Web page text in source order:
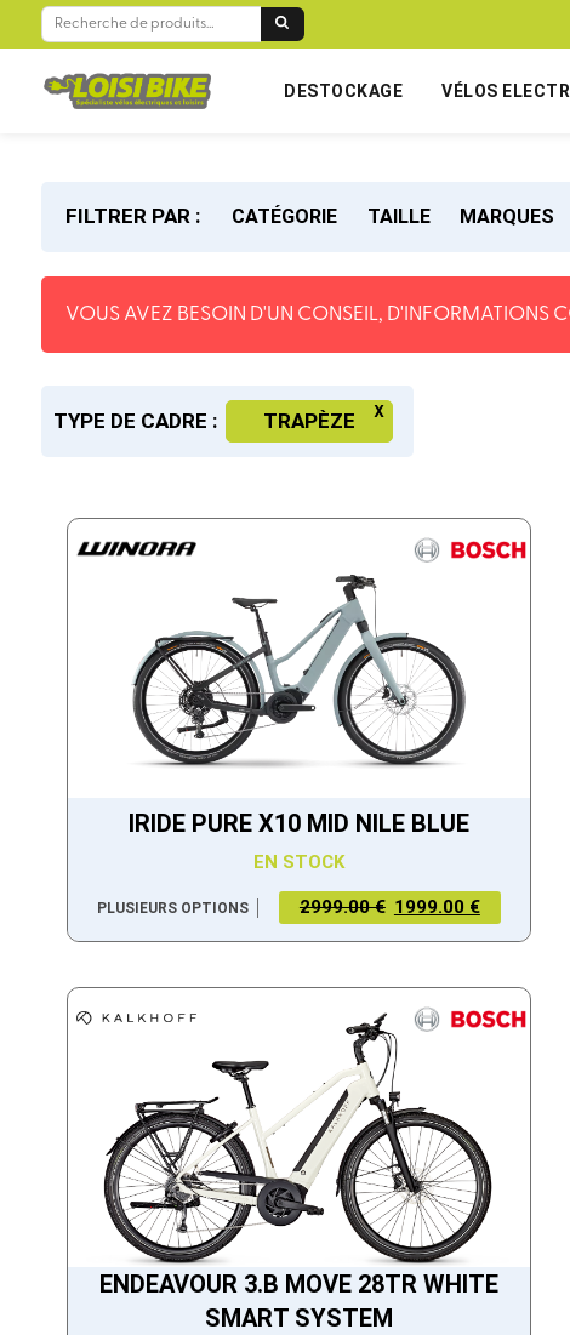
RECHERCHE
DESTOCKAGE VÉLOS
FILTRER PAR : CATÉGORIE TAILLE MARQUES
VOUS AVEZ BESOIN D'UN CONSEIL, D'INFORMATIONS
TYPE DE CADRE : TRAPÈZE
IRIDE PURE X10 MID NILE BLUE
EN STOCK
PLUSIEURS OPTIONS 2999.00 € 1999.00 €
ENDEAVOUR 3.B MOVE 28TR WHITE
SMART SYSTEM